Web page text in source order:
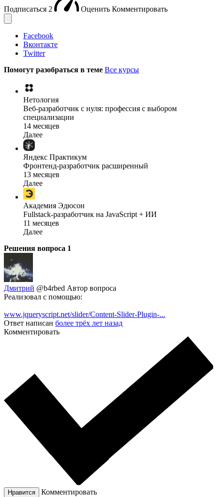
Подписаться 2 Оценить Комментировать
Facebook
Вконтакте
Twitter
Помогут разобраться в теме Все курсы
Нетология
Веб-разработчик с нуля: профессия с выбором
специализации
14 месяцев
Далее
Яндекс Практикум
Фронтенд-разработчик расширенный
13 месяцев
Далее
Академия Эдюсон
Fullstack-разработчик на JavaScript + ИИ
11 месяцев
Далее
Решения вопроса 1
Дмитрий @b4rbed Автор вопроса
Реализовал с помощью:
www.jqueryscript.net/slider/Content-Slider-Plugin-...
Ответ написан более трёх лет назад
Комментировать
Нравится Комментировать